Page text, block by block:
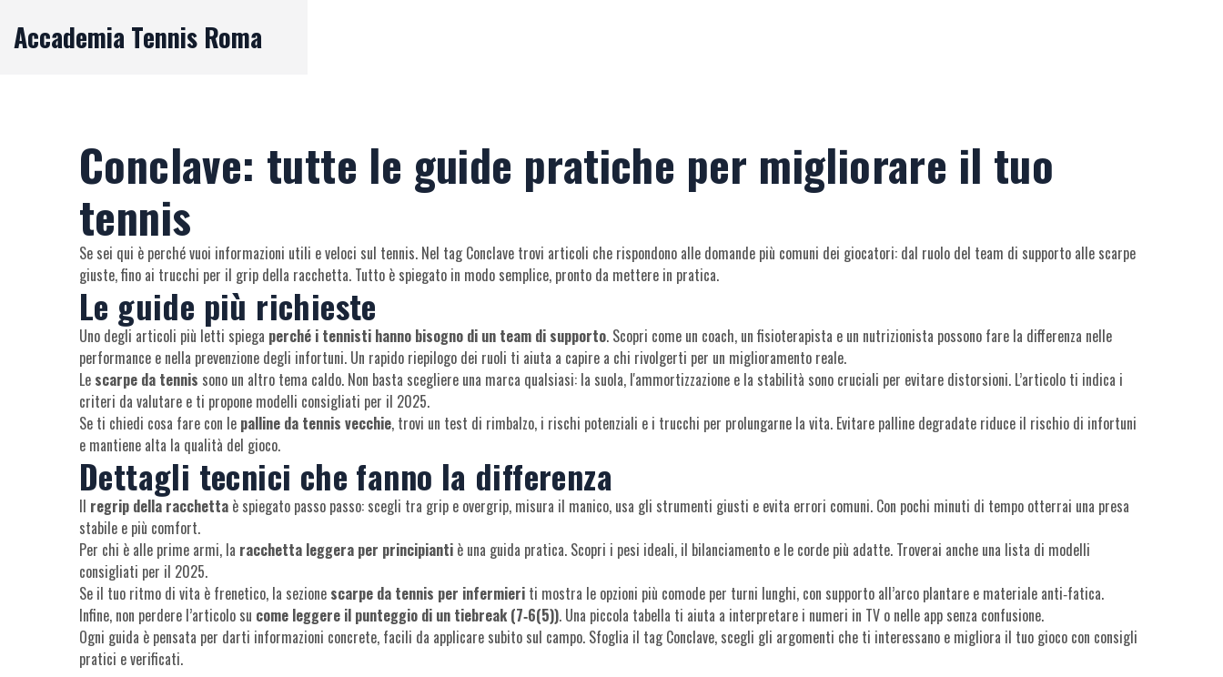
Accademia Tennis Roma
Conclave: tutte le guide pratiche per migliorare il tuo
tennis
Se sei qui è perché vuoi informazioni utili e veloci sul tennis. Nel tag Conclave trovi articoli che rispondono alle domande più comuni dei giocatori: dal ruolo del team di supporto alle scarpe
giuste, fino ai trucchi per il grip della racchetta. Tutto è spiegato in modo semplice, pronto da mettere in pratica.
Le guide più richieste
Uno degli articoli più letti spiega perché i tennisti hanno bisogno di un team di supporto. Scopri come un coach, un fisioterapista e un nutrizionista possono fare la differenza nelle
performance e nella prevenzione degli infortuni. Un rapido riepilogo dei ruoli ti aiuta a capire a chi rivolgerti per un miglioramento reale.
Le scarpe da tennis sono un altro tema caldo. Non basta scegliere una marca qualsiasi: la suola, l'ammortizzazione e la stabilità sono cruciali per evitare distorsioni. L’articolo ti indica i
criteri da valutare e ti propone modelli consigliati per il 2025.
Se ti chiedi cosa fare con le palline da tennis vecchie, trovi un test di rimbalzo, i rischi potenziali e i trucchi per prolungarne la vita. Evitare palline degradate riduce il rischio di infortuni
e mantiene alta la qualità del gioco.
Dettagli tecnici che fanno la differenza
Il regrip della racchetta è spiegato passo passo: scegli tra grip e overgrip, misura il manico, usa gli strumenti giusti e evita errori comuni. Con pochi minuti di tempo otterrai una presa
stabile e più comfort.
Per chi è alle prime armi, la racchetta leggera per principianti è una guida pratica. Scopri i pesi ideali, il bilanciamento e le corde più adatte. Troverai anche una lista di modelli
consigliati per il 2025.
Se il tuo ritmo di vita è frenetico, la sezione scarpe da tennis per infermieri ti mostra le opzioni più comode per turni lunghi, con supporto all’arco plantare e materiale anti‑fatica.
Infine, non perdere l’articolo su come leggere il punteggio di un tiebreak (7‑6(5)). Una piccola tabella ti aiuta a interpretare i numeri in TV o nelle app senza confusione.
Ogni guida è pensata per darti informazioni concrete, facili da applicare subito sul campo. Sfoglia il tag Conclave, scegli gli argomenti che ti interessano e migliora il tuo gioco con consigli
pratici e verificati.